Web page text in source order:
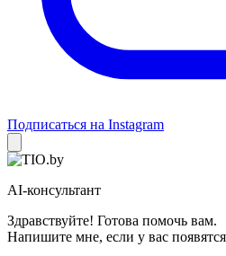
Подписаться на Instagram
AI-консультант
Здравствуйте! Готова помочь вам.
Напишите мне, если у вас